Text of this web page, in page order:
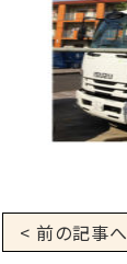
< 前の記事へ